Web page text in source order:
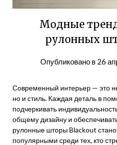
Модные
рулонных
Опубликовано в 26
Современный интерьер — это
но и стиль. Каждая деталь в
подчеркивать
общему дизайну и
рулонные шторы Blackout
популярными среди тех, кто